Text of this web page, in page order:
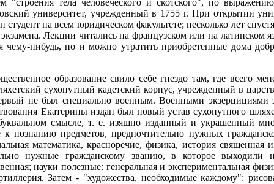
"строения тела человеческого и скотского", по
университет, учрежденный в 1755 г. При открытии
на всем юридическом факультете; несколько лет
Лекции читались на французском или на латинском
чему-нибудь, но и можно утратить приобретенные дома
образование свило себе гнездо там, где всего
сухопутный кадетский корпус, учрежденный в
не был специально военным. Военными
Екатерины издан был новый устав сухопутного
смысле, т. е. изящно изданный и украшенный
к познанию предметов, предпочтительно нужных
математика, красноречие, физика, история священная
нужные гражданскому званию, в которое выходили
науки полезные: генеральная и экспериментальная
Затем - "художества, необходимые каждому":